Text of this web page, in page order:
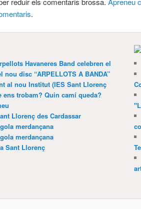
.
Havaneres Band celebren el
disc “ARPELLOTS A BANDA”
al nou Institut (IES Sant Llorenç
ens trobam? Quin camí queda?
Llorenç des Cardassar
merdançana
merdançana
Sant Llorenç